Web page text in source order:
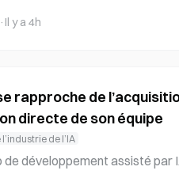
depuis la mise en
· Il y a 4h
rapproche de
directe de son équipe
de l’IA
développement assisté par